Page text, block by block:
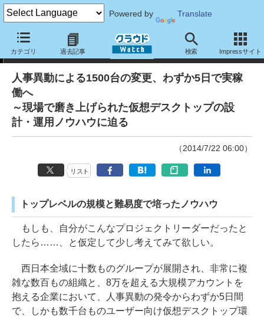
Powered by Translate
カテゴリ 過去記事 検索 Impressサイト
特別企画
人事異動による1500台の変更、わずか5日で実稼
働へ
～現場で磨き上げられた仮想デスクトップの設
計・運用ノウハウに迫る
（2014/7/22 06:00）
リスト
トップレベルの規模と難易度で培ったノウハウ
もしも、自分がこんなプロジェクトリーダーだったと
したら……、と仮定して少し考えてみて欲しい。
西日本全域に十数ものグループが展開され、非常に複
雑な数百もの組織と、8万を超える大規模アカウントを
抱える企業において、人事異動の発令からわずか5日間
で、しかも数千台ものユーザー向け仮想デスクトップ環